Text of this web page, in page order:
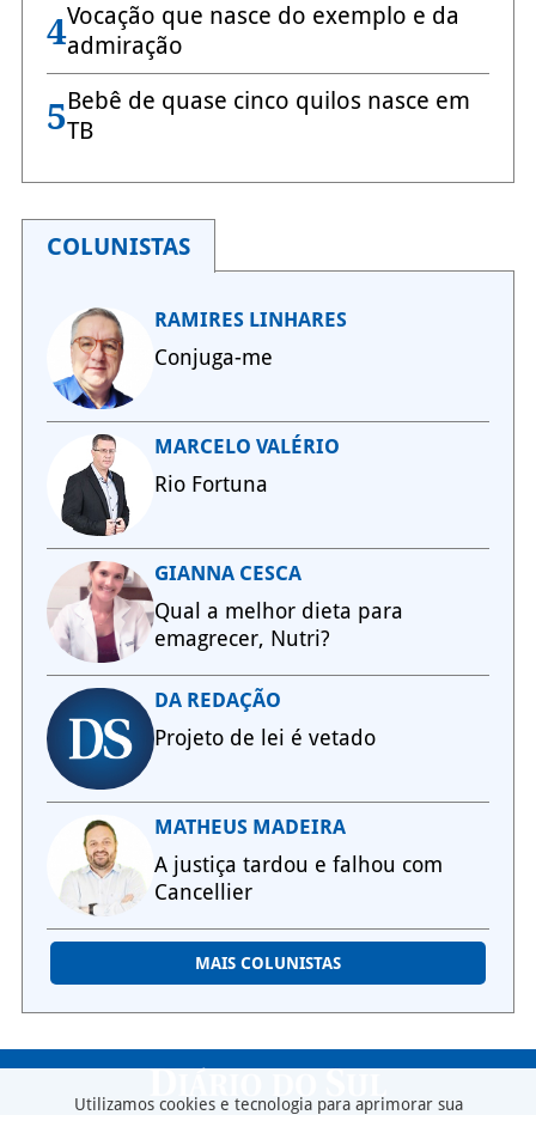
4Vocação que nasce do exemplo e da
admiração
5Bebê de quase cinco quilos nasce em
TB
COLUNISTAS
RAMIRES LINHARES
Conjuga-me
MARCELO VALÉRIO
Rio Fortuna
GIANNA CESCA
Qual a melhor dieta para
emagrecer, Nutri?
DA REDAÇÃO
Projeto de lei é vetado
MATHEUS MADEIRA
A justiça tardou e falhou com
Cancellier
MAIS COLUNISTAS
Utilizamos cookies e tecnologia para aprimorar sua